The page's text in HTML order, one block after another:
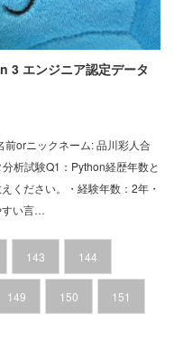
3 エンジニア認定データ
orニックネーム: 品川彩人合
析試験Q1：Python経歴年数と
ください。・経験年数：2年・
すい言…
143 144
149 150 151